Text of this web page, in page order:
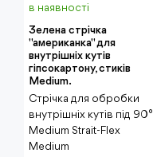
в наявності
Зелена стрічка
"американка" для
внутрішніх кутів
гіпсокартону, стиків
Medium.
Стрічка для обробки
внутрішніх кутів під 90°,
Medium Strait-Flex
Medium